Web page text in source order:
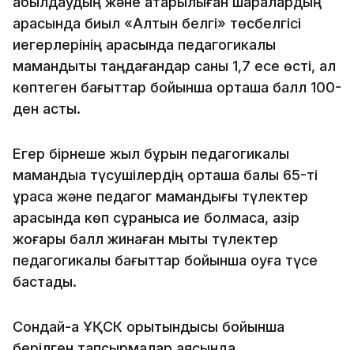
арқасында биыл «Алтын белгі» төсбелгісі
иегерлерінің арасында педагогикалық
мамандықты таңдағандар саны 1,7 есе өсті, ал
көптеген бағыттар бойынша орташа балл 100-
ден асты.
Егер бірнеше жыл бұрын педагогикалық
мамандыққа түсушілердің орташа балы 65-ті
құраса және педагог мамандығы түлектер
арасында көп сұранысқа ие болмаса, қазір
жоғары балл жинаған мықты түлектер
педагогикалық бағыттар бойынша оқуға түсе
бастады.
Сондай-ақ ҰҚСК қорытындысы бойынша